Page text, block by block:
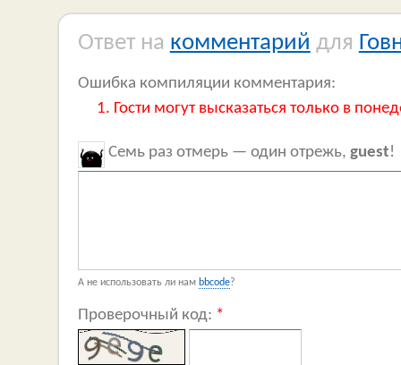
Ответ на комментарий для
Ошибка компиляции комментария:
Гости могут высказаться только в
Семь раз отмерь — один отрежь, guest!
А не использовать ли нам bbcode?
Проверочный код: *